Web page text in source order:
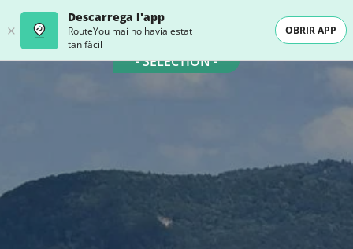
Descarrega l'app
RouteYou mai no havia estat
tan fàcil
OBRIR APP
- SELECTION -